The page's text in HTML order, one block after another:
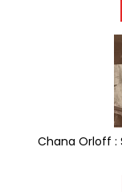
Chana Orloff :